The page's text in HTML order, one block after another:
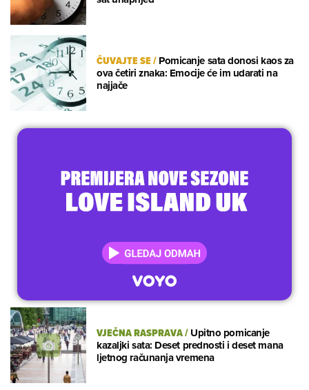
ČUVAJTE SE/Pomicanje sata donosi kaos za
ova četiri znaka: Emocije će im udarati na
najjače
VJEČNA RASPRAVA/Upitno pomicanje
kazaljki sata: Deset prednosti i deset mana
ljetnog računanja vremena